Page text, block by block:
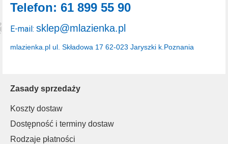
Zasady sprzedaży
Koszty dostaw
Dostępność i terminy dostaw
Rodzaje płatności
mlazienka.pl ul. Składowa 17 62-023 Jaryszki k.Poznania
Telefon: 61 899 55 90
E-mail: sklep@mlazienka.pl